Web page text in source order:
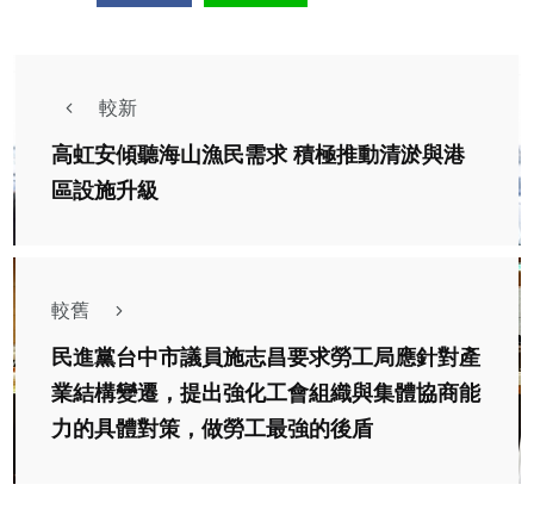
較新
高虹安傾聽海山漁民需求 積極推動清淤與港
區設施升級
較舊
民進黨台中市議員施志昌要求勞工局應針對產
業結構變遷，提出強化工會組織與集體協商能
力的具體對策，做勞工最強的後盾